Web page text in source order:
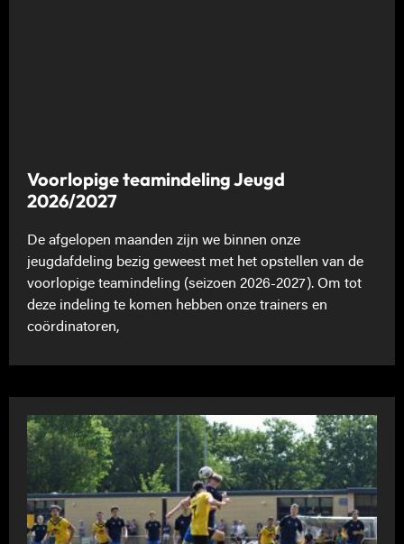
Voorlopige teamindeling Jeugd
2026/2027
De afgelopen maanden zijn we binnen onze
jeugdafdeling bezig geweest met het opstellen van de
voorlopige teamindeling (seizoen 2026-2027). Om tot
deze indeling te komen hebben onze trainers en
coördinatoren,